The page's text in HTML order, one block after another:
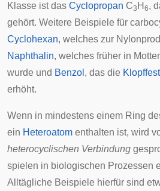
Klasse ist das Cyclopropan C3 H 6,
gehört. Weitere Beispiele für
Cyclohexan, welches zur
Naphthalin, welches früher in
wurde und Benzol , das die
erhöht.
Wenn in mindestens einem Ring
ein Heteroatom enthalten ist, wird
heterocyclischen Verbindung
spielen in biologischen Prozessen
Alltägliche Beispiele hierfür sind